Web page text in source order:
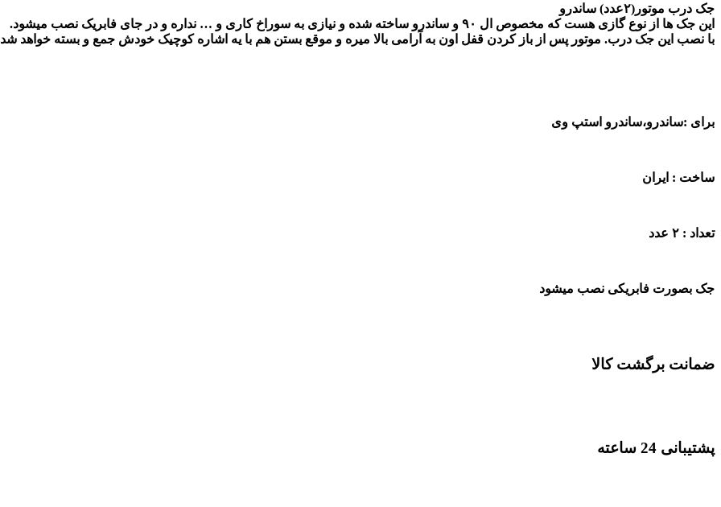
جک درب موتور(۲عدد) ساندرو
این جک ها از نوع گازی هست که مخصوص ال ۹۰ و ساندرو ساخته شده و نیازی به سوراخ کاری و … نداره و در جای فابریک نصب میشود.
با نصب این جک درب. موتور پس از باز کردن قفل اون به آرامی بالا میره و موقع بستن هم با یه اشاره کوچیک خودش جمع و بسته خواهد شد
برای :ساندرو،ساندرو استپ وی
ساخت : ایران
تعداد : ۲ عدد
جک بصورت فابریکی نصب میشود
ضمانت برگشت کالا
پشتیبانی 24 ساعته